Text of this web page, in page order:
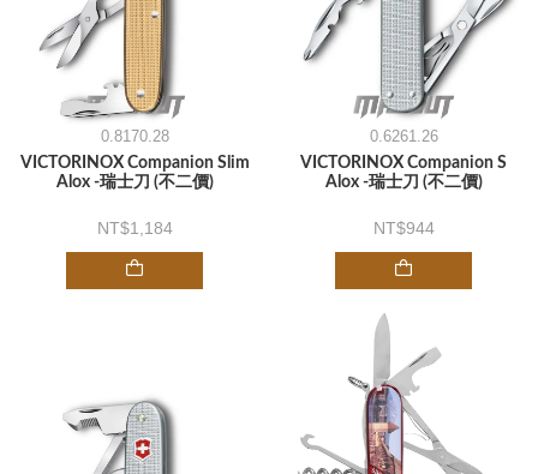
0.8170.28
VICTORINOX Companion Slim
Alox -瑞士刀 (不二價)
1,184
0.6261.26
VICTORINOX Companion S
Alox -瑞士刀 (不二價)
944